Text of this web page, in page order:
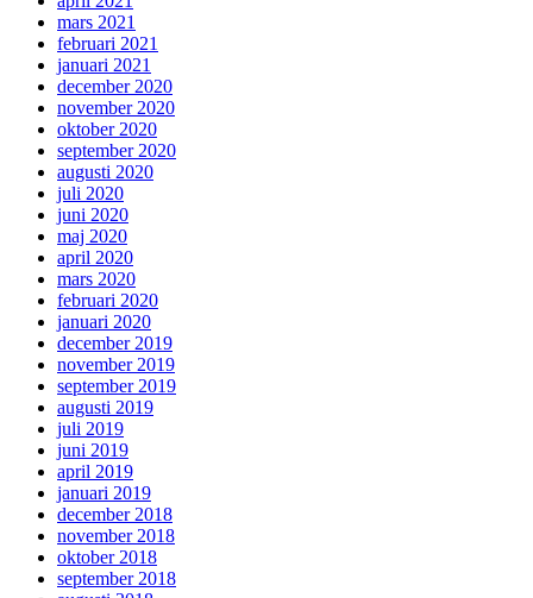
mars 2021
februari 2021
januari 2021
december 2020
november 2020
oktober 2020
september 2020
augusti 2020
juli 2020
juni 2020
maj 2020
april 2020
mars 2020
februari 2020
januari 2020
december 2019
november 2019
september 2019
augusti 2019
juli 2019
juni 2019
april 2019
januari 2019
december 2018
november 2018
oktober 2018
september 2018